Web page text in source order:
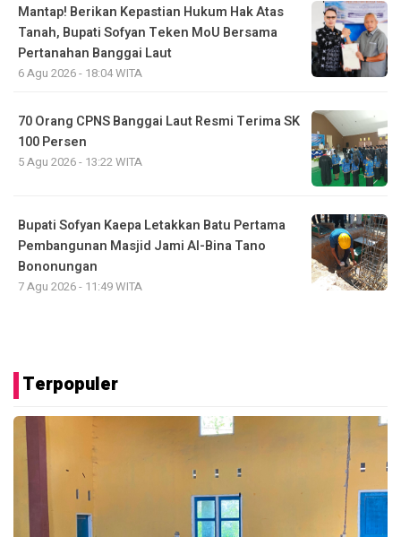
Mantap! Berikan Kepastian Hukum Hak Atas
Tanah, Bupati Sofyan Teken MoU Bersama
Pertanahan Banggai Laut
6 Agu 2026 - 18:04 WITA
70 Orang CPNS Banggai Laut Resmi Terima SK
100 Persen
5 Agu 2026 - 13:22 WITA
Bupati Sofyan Kaepa Letakkan Batu Pertama
Pembangunan Masjid Jami Al-Bina Tano
Bononungan
7 Agu 2026 - 11:49 WITA
Terpopuler